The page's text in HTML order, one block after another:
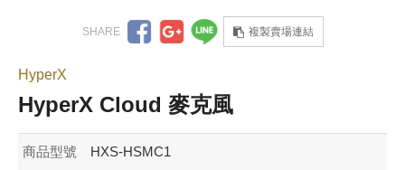
複製賣場連結
HyperX
HyperX Cloud 麥克風
商品型號 HXS-HSMC1